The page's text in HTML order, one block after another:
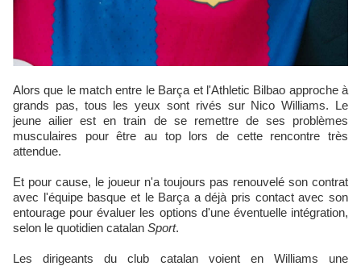
Alors que le match entre le Barça et l'Athletic Bilbao approche à
grands pas, tous les yeux sont rivés sur Nico Williams. Le
jeune ailier est en train de se remettre de ses problèmes
musculaires pour être au top lors de cette rencontre très
attendue.
Et pour cause, le joueur n'a toujours pas renouvelé son contrat
avec l'équipe basque et le Barça a déjà pris contact avec son
entourage pour évaluer les options d'une éventuelle intégration,
selon le quotidien catalan Sport.
Les dirigeants du club catalan voient en Williams une